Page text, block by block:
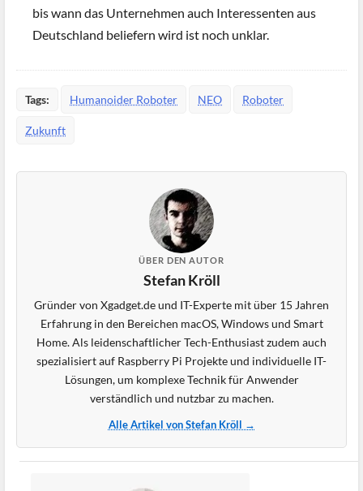
bis wann das Unternehmen auch Interessenten aus
Deutschland beliefern wird ist noch unklar.
Tags: Humanoider Roboter NEO Roboter
Zukunft
ÜBER DEN AUTOR
Stefan Kröll
Gründer von Xgadget.de und IT-Experte mit über 15 Jahren
Erfahrung in den Bereichen macOS, Windows und Smart
Home. Als leidenschaftlicher Tech-Enthusiast zudem auch
spezialisiert auf Raspberry Pi Projekte und individuelle IT-
Lösungen, um komplexe Technik für Anwender
verständlich und nutzbar zu machen.
Alle Artikel von Stefan Kröll →